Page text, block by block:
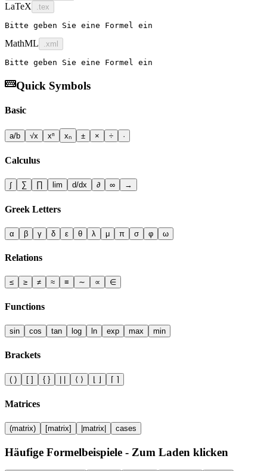
LaTeX .tex
Bitte geben Sie eine Formel ein
MathML .xml
Bitte geben Sie eine Formel ein
Quick Symbols
Basic
a/b √x xⁿ xₙ ± × ÷ ·
Calculus
∫ ∑ ∏ lim d/dx ∂ ∞ →
Greek Letters
α β γ δ ε θ λ μ π σ φ ω
Relations
≤ ≥ ≠ ≈ ≡ ∼ ∝ ∈
Functions
sin cos tan log ln exp max min
Brackets
( ) [ ] { } ⟨ ⟩ ⌊ ⌋ ⌈ ⌉
Matrices
(matrix) [matrix] |matrix| cases
Häufige Formelbeispiele - Zum Laden klicken